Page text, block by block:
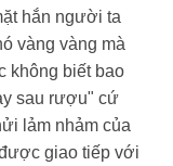
hắn người ta
vàng vàng mà
không biết bao
sau rượu" cứ
lảm nhảm của
giao tiếp với